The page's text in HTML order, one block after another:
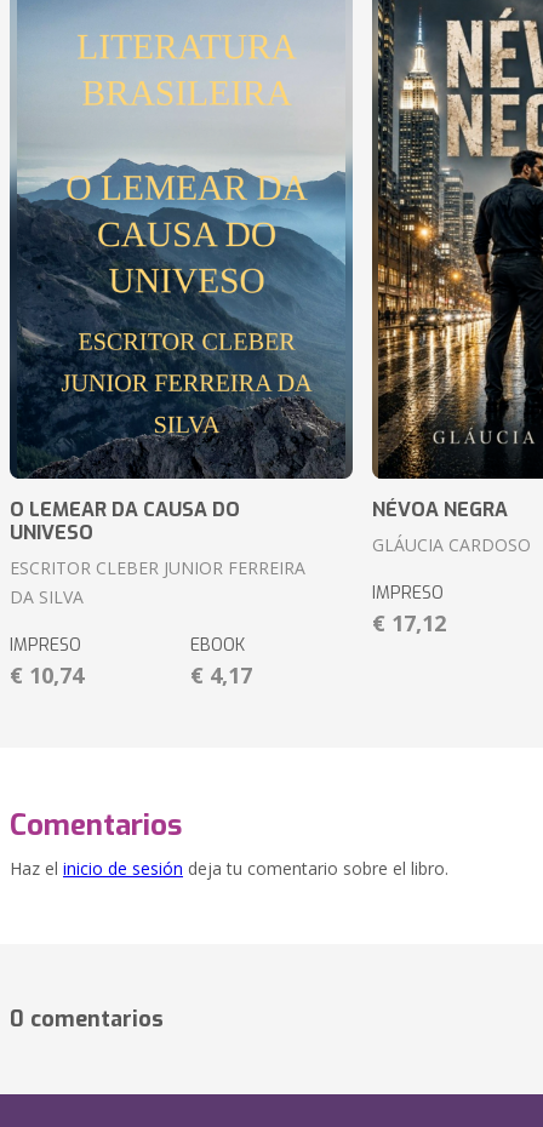
O LEMEAR DA CAUSA DO
UNIVESO
ESCRITOR CLEBER JUNIOR FERREIRA
DA SILVA
IMPRESO
€ 10,74
EBOOK
€ 4,17
NÉVOA NEGRA
GLÁUCIA CARDOSO
IMPRESO
€ 17,12
Comentarios
Haz el inicio de sesión deja tu comentario sobre el libro.
0 comentarios